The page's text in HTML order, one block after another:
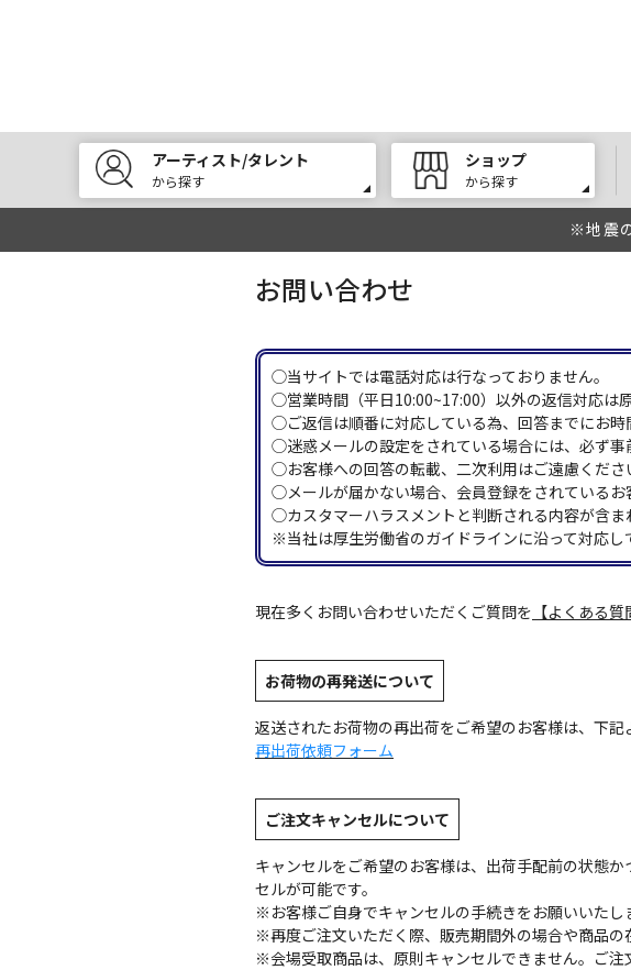
アーティスト/タレント
から探す
ショップ
から探す
※地震
お問い合わせ
◯当サイトでは電話対応は行なっておりません。
◯営業時間（平日10:00~17:00）以外の返信対応は
◯ご返信は順番に対応している為、回答までにお時
◯迷惑メールの設定をされている場合には、必ず
◯お客様への回答の転載、二次利用はご遠慮くださ
◯メールが届かない場合、会員登録をされているお
◯カスタマーハラスメントと判断される内容が含ま
※当社は厚生労働省のガイドラインに沿って対応し
現在多くお問い合わせいただくご質問を 【よくある質
お荷物の再発送について
返送されたお荷物の再出荷をご希望のお客様は、下記
再出荷依頼フォーム
ご注文キャンセルについて
キャンセルをご希望のお客様は、出荷手配前の状態
セルが可能です。
※お客様ご自身でキャンセルの手続きをお願いいたし
※再度ご注文いただく際、販売期間外の場合や商品の
※会場受取商品は、原則キャンセルできません。ご注